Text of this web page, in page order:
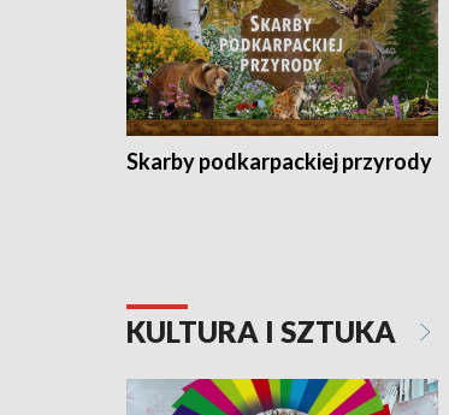
Skarby podkarpackiej przyrody
KULTURA I SZTUKA